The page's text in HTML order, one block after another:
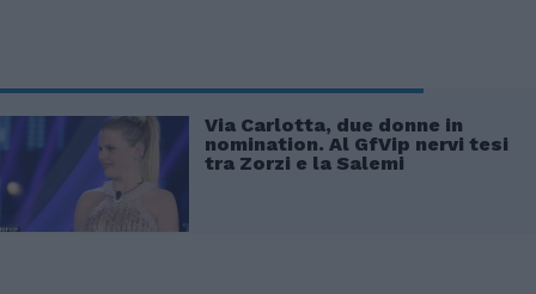
Via Carlotta, due donne in
nomination. Al GfVip nervi tesi
tra Zorzi e la Salemi